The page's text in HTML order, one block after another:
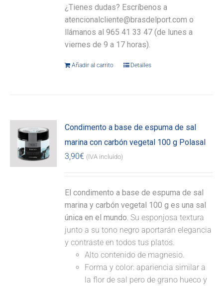
¿Tienes dudas? Escríbenos a
atencionalcliente@brasdelport.com o
llámanos al 965 41 33 47 (de lunes a
viernes de 9 a 17 horas).
Añadir al carrito Detalles
Condimento a base de espuma de sal
marina con carbón vegetal 100 g Polasal
3,90€ (IVA incluido)
El condimento a base de espuma de sal
marina y carbón vegetal 100 g es una sal
única en el mundo. Su esponjosa textura
junto a su tono negro aportarán elegancia
y contraste en todos tus platos.
Alto contenido de magnesio.
Forma y color: apariencia similar a
la flor de sal pero de grano hueco y